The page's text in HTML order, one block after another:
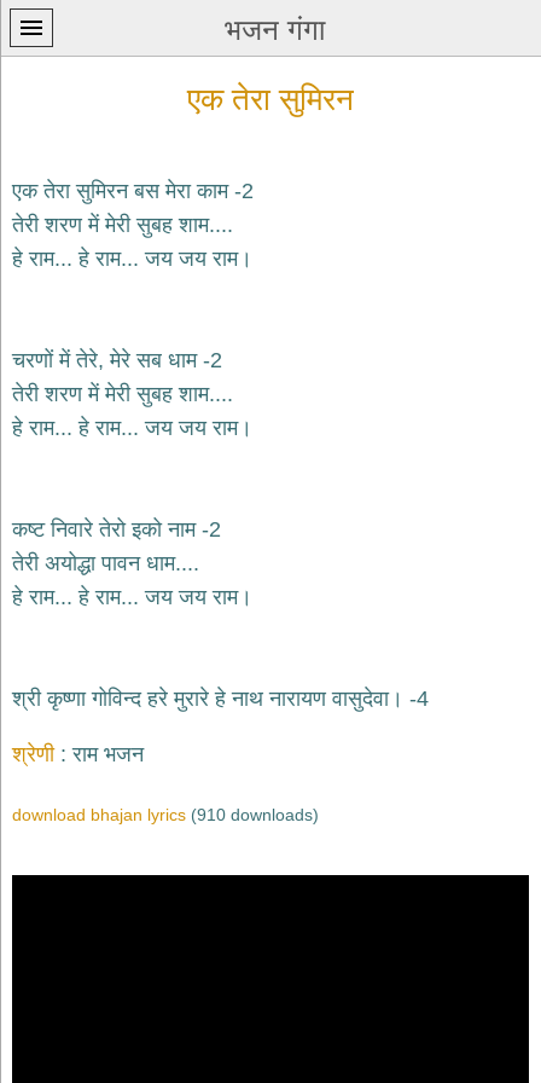
भजन गंगा
प्रथम
पन्ना
भजन
krishna
bhajans
शिव
हनुमान
भजन
hanuman
bhajans
sai
bhajans
जैन
bhajans
भजन
एक तेरा सुमिरन
एक तेरा सुमिरन बस मेरा काम -2
तेरी शरण में मेरी सुबह शाम....
हे राम... हे राम... जय जय राम।
चरणों में तेरे, मेरे सब धाम -2
तेरी शरण में मेरी सुबह शाम....
हे राम... हे राम... जय जय राम।
कष्ट निवारे तेरो इको नाम -2
तेरी अयोद्धा पावन धाम....
हे राम... हे राम... जय जय राम।
श्री कृष्णा गोविन्द हरे मुरारे हे नाथ नारायण वासुदेवा। -4
श्रेणी राम भजन
download bhajan lyrics (910 downloads)